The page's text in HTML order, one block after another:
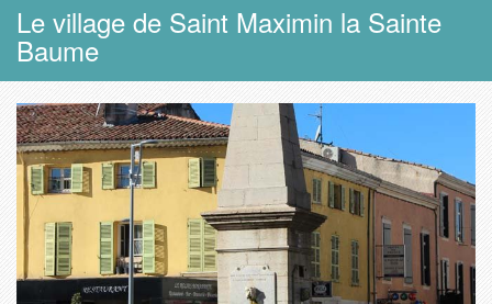
Le village de Saint Maximin la Sainte
Baume